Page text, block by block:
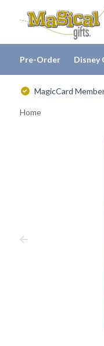
Pre-Order Disney
MagicCard
Home